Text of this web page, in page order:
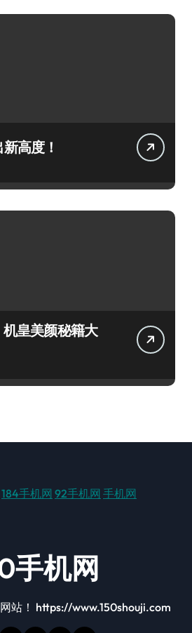
高度！
皇美颜秘籍大
184手机网 92手机网 手机网
手机网
站！ https://www.150shouji.com